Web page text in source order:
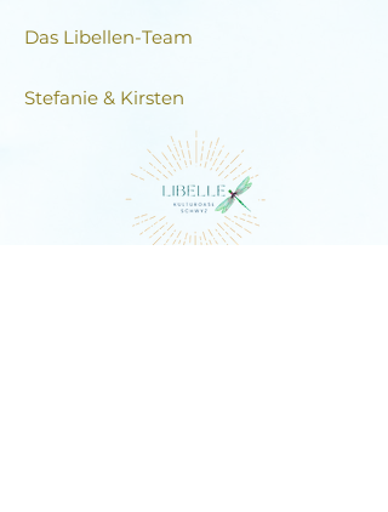
Das Libellen-Team​
Stefanie & Kirsten